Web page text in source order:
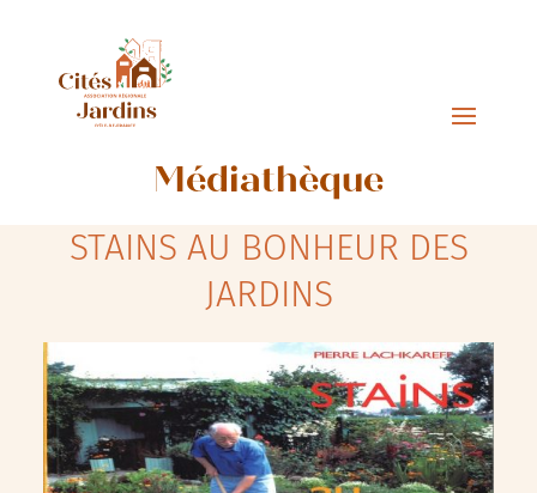
Médiathèque
STAINS AU BONHEUR DES
JARDINS